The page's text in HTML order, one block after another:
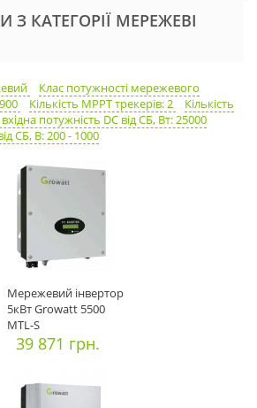
З КАТЕГОРІЇ МЕРЕЖЕВІ
Клас потужності мережевого
Кількість MPPT трекерів: 2
Кількість
потужність DC від СБ, Вт: 25000
СБ, В: 200 - 1000
Мережевий інвертор
5кВт Growatt 5500
MTL-S
39 871 грн.